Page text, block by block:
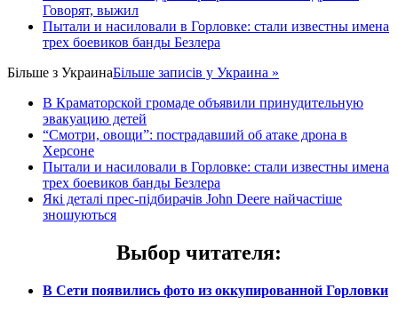
Говорят, выжил
Пытали и насиловали в Горловке: стали известны имена
трех боевиков банды Безлера
Більше з УкраинаБільше записів у Украина »
В Краматорской громаде объявили принудительную
эвакуацию детей
“Смотри, овощи”: пострадавший об атаке дрона в
Херсоне
Пытали и насиловали в Горловке: стали известны имена
трех боевиков банды Безлера
Які деталі прес-підбирачів John Deere найчастіше
зношуються
Выбор читателя:
В Сети появились фото из оккупированной Горловки